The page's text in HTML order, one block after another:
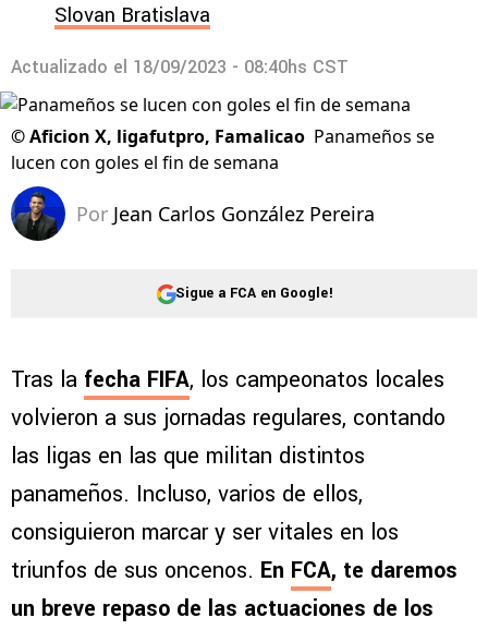
Slovan Bratislava
Actualizado el 18/09/2023 - 08:40hs CST
©Aficion X, ligafutpro, Famalicao Panameños se
lucen con goles el fin de semana
Por Jean Carlos González Pereira
Sigue a FCA en Google!
Tras la fecha FIFA, los campeonatos locales
volvieron a sus jornadas regulares, contando
las ligas en las que militan distintos
panameños. Incluso, varios de ellos,
consiguieron marcar y ser vitales en los
triunfos de sus oncenos. En FCA, te daremos
un breve repaso de las actuaciones de los